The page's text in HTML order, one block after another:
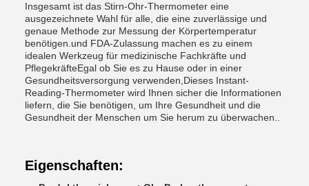
Insgesamt ist das Stirn-Ohr-Thermometer eine
ausgezeichnete Wahl für alle, die eine zuverlässige und
genaue Methode zur Messung der Körpertemperatur
benötigen.und FDA-Zulassung machen es zu einem
idealen Werkzeug für medizinische Fachkräfte und
PflegekräfteEgal ob Sie es zu Hause oder in einer
Gesundheitsversorgung verwenden,Dieses Instant-
Reading-Thermometer wird Ihnen sicher die Informationen
liefern, die Sie benötigen, um Ihre Gesundheit und die
Gesundheit der Menschen um Sie herum zu überwachen..
Eigenschaften: